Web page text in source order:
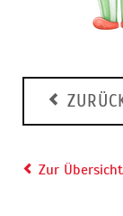
Zur Übersicht